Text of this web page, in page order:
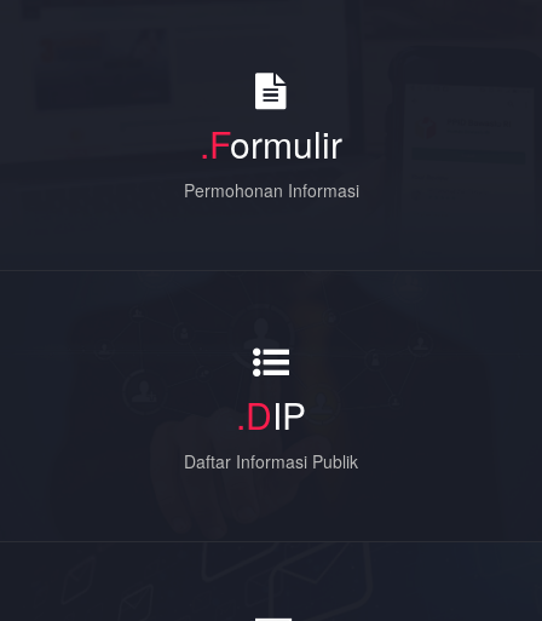
.Formulir
Permohonan Informasi
.DIP
Daftar Informasi Publik